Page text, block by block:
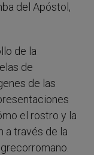
del Apóstol,
de la
de
de las
el rostro y la
a través de la